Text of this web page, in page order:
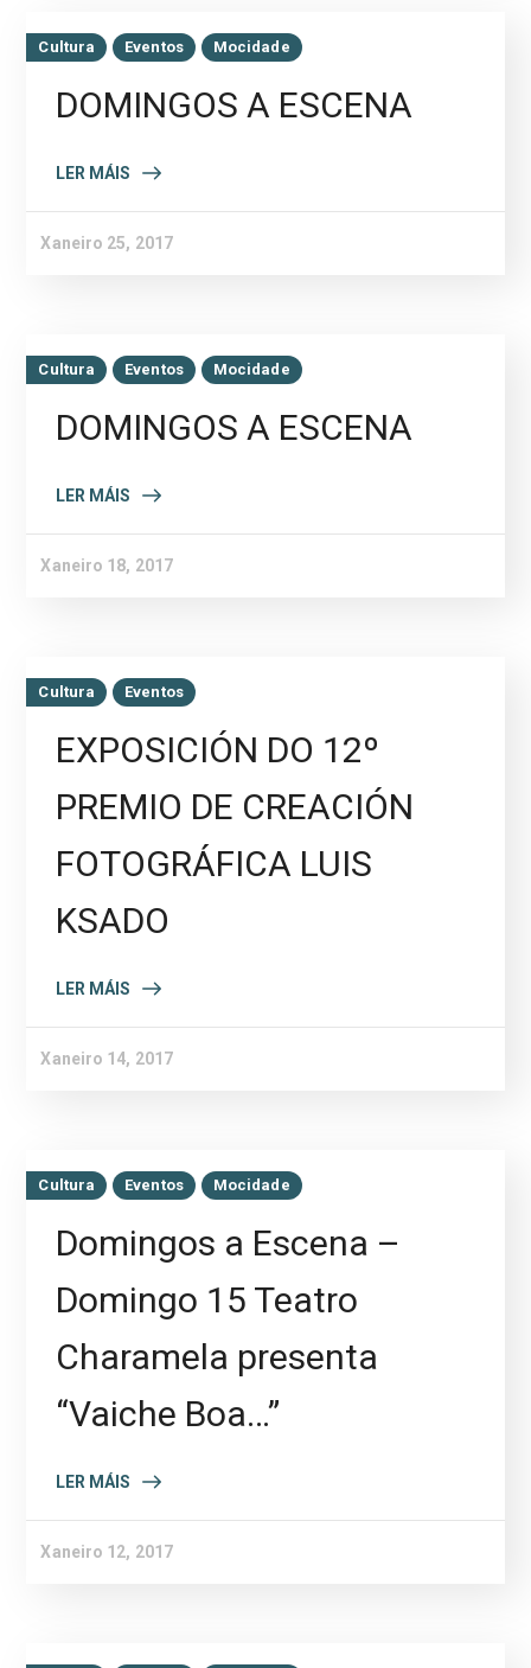
Cultura Eventos Mocidade
DOMINGOS A ESCENA
LER MÁIS
Xaneiro 25, 2017
Cultura Eventos Mocidade
DOMINGOS A ESCENA
LER MÁIS
Xaneiro 18, 2017
Cultura Eventos
EXPOSICIÓN DO 12º
PREMIO DE CREACIÓN
FOTOGRÁFICA LUIS
KSADO
LER MÁIS
Xaneiro 14, 2017
Cultura Eventos Mocidade
Domingos a Escena –
Domingo 15 Teatro
Charamela presenta
“Vaiche Boa…”
LER MÁIS
Xaneiro 12, 2017